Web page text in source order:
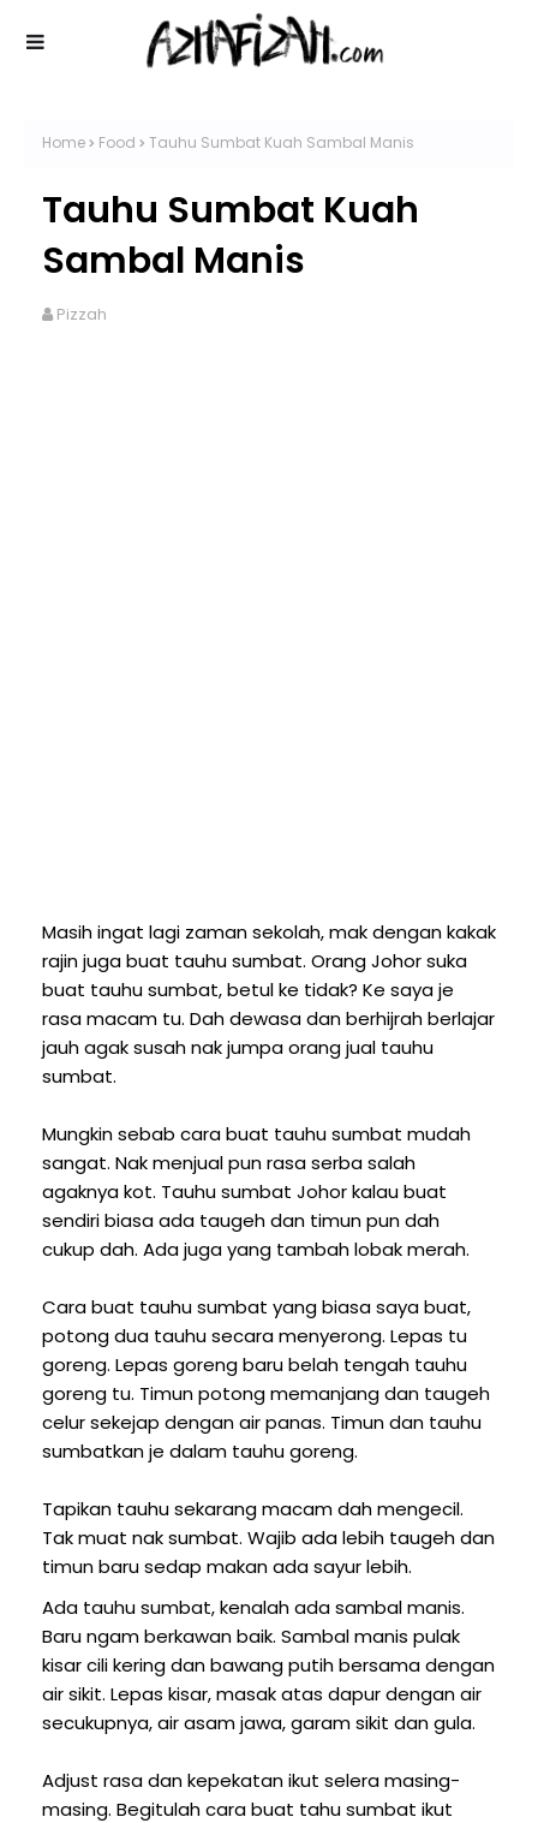
Home Food Tauhu Sumbat Kuah Sambal Manis
Tauhu Sumbat Kuah
Sambal Manis
Pizzah
Masih ingat lagi zaman sekolah, mak dengan kakak
rajin juga buat tauhu sumbat. Orang Johor suka
buat tauhu sumbat, betul ke tidak? Ke saya je
rasa macam tu. Dah dewasa dan berhijrah berlajar
jauh agak susah nak jumpa orang jual tauhu
sumbat.
Mungkin sebab cara buat tauhu sumbat mudah
sangat. Nak menjual pun rasa serba salah
agaknya kot. Tauhu sumbat Johor kalau buat
sendiri biasa ada taugeh dan timun pun dah
cukup dah. Ada juga yang tambah lobak merah.
Cara buat tauhu sumbat yang biasa saya buat,
potong dua tauhu secara menyerong. Lepas tu
goreng. Lepas goreng baru belah tengah tauhu
goreng tu. Timun potong memanjang dan taugeh
celur sekejap dengan air panas. Timun dan tauhu
sumbatkan je dalam tauhu goreng.
Tapikan tauhu sekarang macam dah mengecil.
Tak muat nak sumbat. Wajib ada lebih taugeh dan
timun baru sedap makan ada sayur lebih.
Ada tauhu sumbat, kenalah ada sambal manis.
Baru ngam berkawan baik. Sambal manis pulak
kisar cili kering dan bawang putih bersama dengan
air sikit. Lepas kisar, masak atas dapur dengan air
secukupnya, air asam jawa, garam sikit dan gula.
Adjust rasa dan kepekatan ikut selera masing-
masing. Begitulah cara buat tahu sumbat ikut